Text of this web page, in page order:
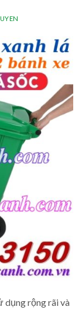
dụng rộng rãi và